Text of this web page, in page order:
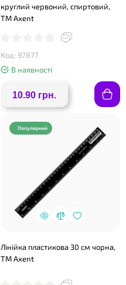
круглий червоний, спиртовий,
ТМ Axent
Код: 97877
В наявності
10.90 грн.
Популярний
Лінійка пластикова 30 см чорна,
TM Axent